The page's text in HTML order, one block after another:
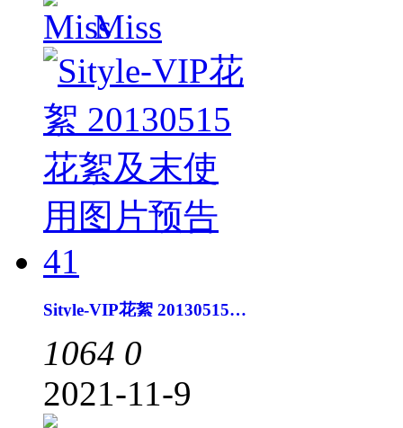
Miss
Sityle-VIP花絮 20130515花絮及末使用图片预告41
1064 0
2021-11-9